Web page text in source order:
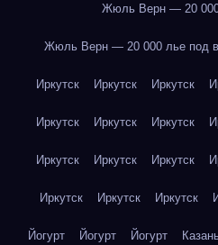
Жюль Верн — 20
Жюль Верн — 20 000 лье под
Иркутск Иркутск Иркутск
Иркутск Иркутск Иркутск
Иркутск Иркутск Иркутск
Иркутск Иркутск Иркутск
Йогурт Йогурт Йогурт